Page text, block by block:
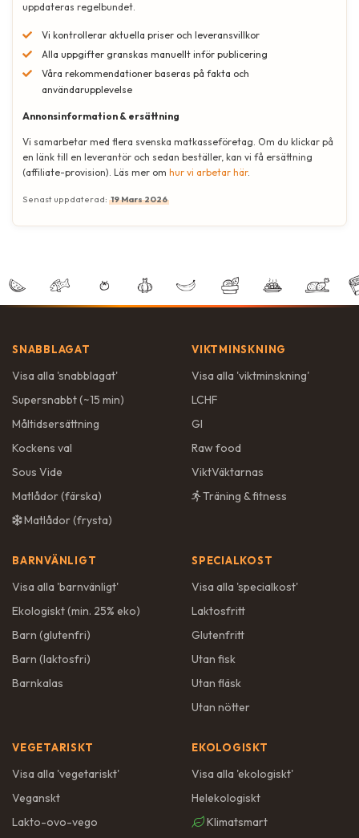
uppdateras regelbundet.
Vi kontrollerar aktuella priser och leveransvillkor
Alla uppgifter granskas manuellt inför publicering
Våra rekommendationer baseras på fakta och
användarupplevelse
Annonsinformation & ersättning
Vi samarbetar med flera svenska matkasseföretag. Om du klickar på
en länk till en leverantör och sedan beställer, kan vi få ersättning
(affiliate-provision). Läs mer om hur vi arbetar här.
Senast uppdaterad: 19 Mars 2026
SNABBLAGAT
Visa alla 'snabblagat'
Supersnabbt (~15 min)
Måltidsersättning
Kockens val
Sous Vide
Matlådor (färska)
Matlådor (frysta)
VIKTMINSKNING
Visa alla 'viktminskning'
LCHF
GI
Raw food
ViktVäktarnas
Träning & fitness
BARNVÄNLIGT
Visa alla 'barnvänligt'
Ekologiskt (min. 25% eko)
Barn (glutenfri)
Barn (laktosfri)
Barnkalas
SPECIALKOST
Visa alla 'specialkost'
Laktosfritt
Glutenfritt
Utan fisk
Utan fläsk
Utan nötter
VEGETARISKT
Visa alla 'vegetariskt'
Veganskt
Lakto-ovo-vego
EKOLOGISKT
Visa alla 'ekologiskt'
Helekologiskt
Klimatsmart